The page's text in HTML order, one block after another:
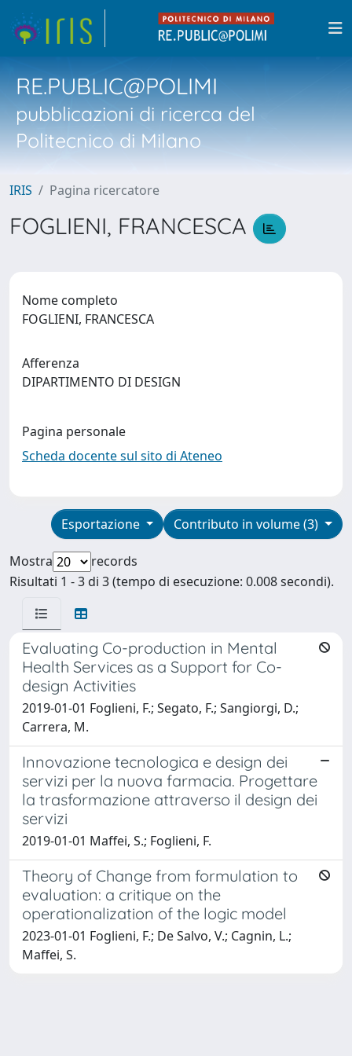
RE.PUBLIC@POLIMI
pubblicazioni di ricerca del
Politecnico di Milano
IRIS Pagina ricercatore
FOGLIENI, FRANCESCA
Nome completo
FOGLIENI, FRANCESCA
Afferenza
DIPARTIMENTO DI DESIGN
Pagina personale
Scheda docente sul sito di Ateneo
Contributo in volume (3)
Esportazione
Mostra
records
Risultati 1 - 3 di 3 (tempo di esecuzione: 0.008 secondi).
Evaluating Co-production in Mental
Health Services as a Support for Co-
design Activities
2019-01-01 Foglieni, F.; Segato, F.; Sangiorgi, D.;
Carrera, M.
Innovazione tecnologica e design dei
servizi per la nuova farmacia. Progettare
la trasformazione attraverso il design dei
servizi
2019-01-01 Maffei, S.; Foglieni, F.
Theory of Change from formulation to
evaluation: a critique on the
operationalization of the logic model
2023-01-01 Foglieni, F.; De Salvo, V.; Cagnin, L.;
Maffei, S.